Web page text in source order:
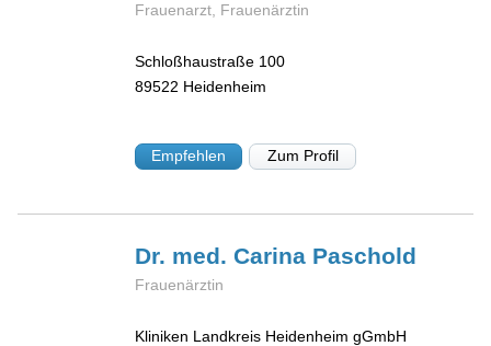
Frauenarzt, Frauenärztin
Schloßhaustraße 100
89522 Heidenheim
Empfehlen Zum Profil
Dr. med. Carina Paschold
Frauenärztin
Kliniken Landkreis Heidenheim gGmbH